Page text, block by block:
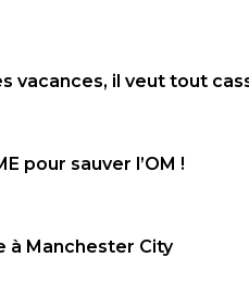
vacances, il veut tout
pour sauver l’OM !
à Manchester City